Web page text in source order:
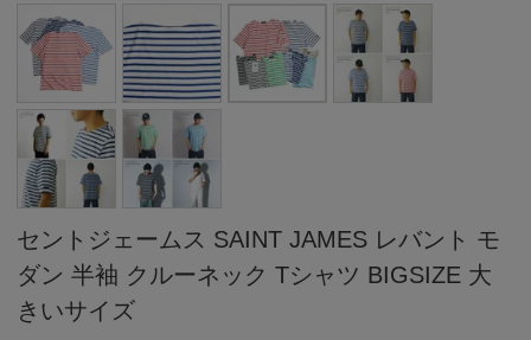
セントジェームス SAINT JAMES レバント モ
ダン 半袖 クルーネック Tシャツ BIGSIZE 大
きいサイズ